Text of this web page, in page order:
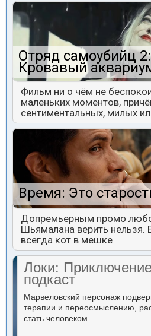
Отряд самоубийц
Кровавый
Фильм ни о чём не
маленьких моментов,
сентиментальных, милых
Время: Это
Допремьерным промо
Шьямалана верить нельзя.
всегда кот в мешке
Локи:
подкаст
Марвеловский персонаж
терапии и переосмыслению,
стать человеком